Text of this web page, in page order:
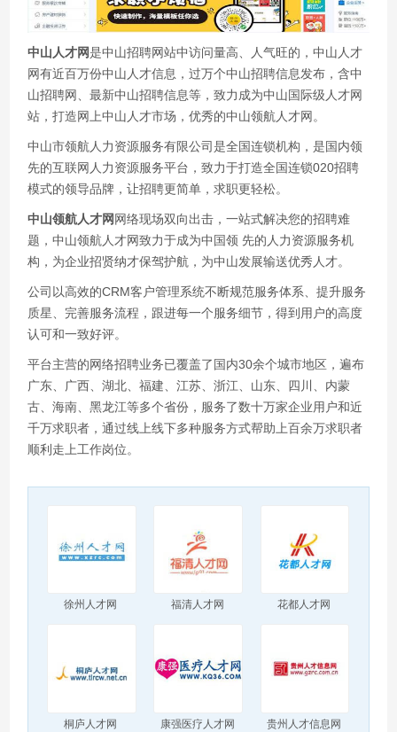
中山人才网是中山招聘网站中访问量高、人气旺的，中山人才
网有近百万份中山人才信息，过万个中山招聘信息发布，含中
山招聘网、最新中山招聘信息等，致力成为中山国际级人才网
站，打造网上中山人才市场，优秀的中山领航人才网。
中山市领航人力资源服务有限公司是全国连锁机构，是国内领
先的互联网人力资源服务平台，致力于打造全国连锁020招聘
模式的领导品牌，让招聘更简单，求职更轻松。
中山领航人才网 网络现场双向出击，一站式解决您的招聘难
题，中山领航人才网致力于成为中国领 先的人力资源服务机
构，为企业招贤纳才保驾护航，为中山发展输送优秀人才。
公司以高效的CRM客户管理系统不断规范服务体系、提升服务
质星、完善服务流程，跟进每一个服务细节，得到用户的高度
认可和一致好评。
平台主营的网络招聘业务已覆盖了国内30余个城市地区，遍布
广东、广西、湖北、福建、江苏、浙江、山东、四川、内蒙
古、海南、黑龙江等多个省份，服务了数十万家企业用户和近
千万求职者，通过线上线下多种服务方式帮助上百余万求职者
顺利走上工作岗位。
徐州人才网 福清人才网 花都人才网
桐庐人才网 康强医疗人才网 贵州人才信息网